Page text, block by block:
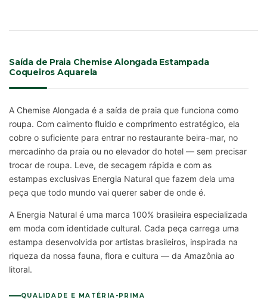
Saída de Praia Chemise Alongada Estampada
Coqueiros Aquarela
A Chemise Alongada é a saída de praia que funciona como
roupa. Com caimento fluido e comprimento estratégico, ela
cobre o suficiente para entrar no restaurante beira-mar, no
mercadinho da praia ou no elevador do hotel — sem precisar
trocar de roupa. Leve, de secagem rápida e com as
estampas exclusivas Energia Natural que fazem dela uma
peça que todo mundo vai querer saber de onde é.
A Energia Natural é uma marca 100% brasileira especializada
em moda com identidade cultural. Cada peça carrega uma
estampa desenvolvida por artistas brasileiros, inspirada na
riqueza da nossa fauna, flora e cultura — da Amazônia ao
litoral.
QUALIDADE E MATÉRIA-PRIMA